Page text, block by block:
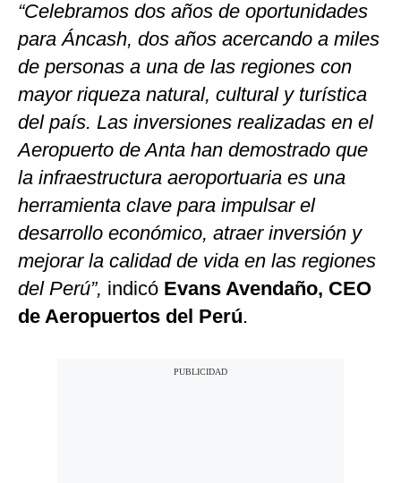
“Celebramos dos años de oportunidades
para Áncash, dos años acercando a miles
de personas a una de las regiones con
mayor riqueza natural, cultural y turística
del país. Las inversiones realizadas en el
Aeropuerto de Anta han demostrado que
la infraestructura aeroportuaria es una
herramienta clave para impulsar el
desarrollo económico, atraer inversión y
mejorar la calidad de vida en las regiones
del Perú”, indicó Evans Avendaño, CEO
de Aeropuertos del Perú.